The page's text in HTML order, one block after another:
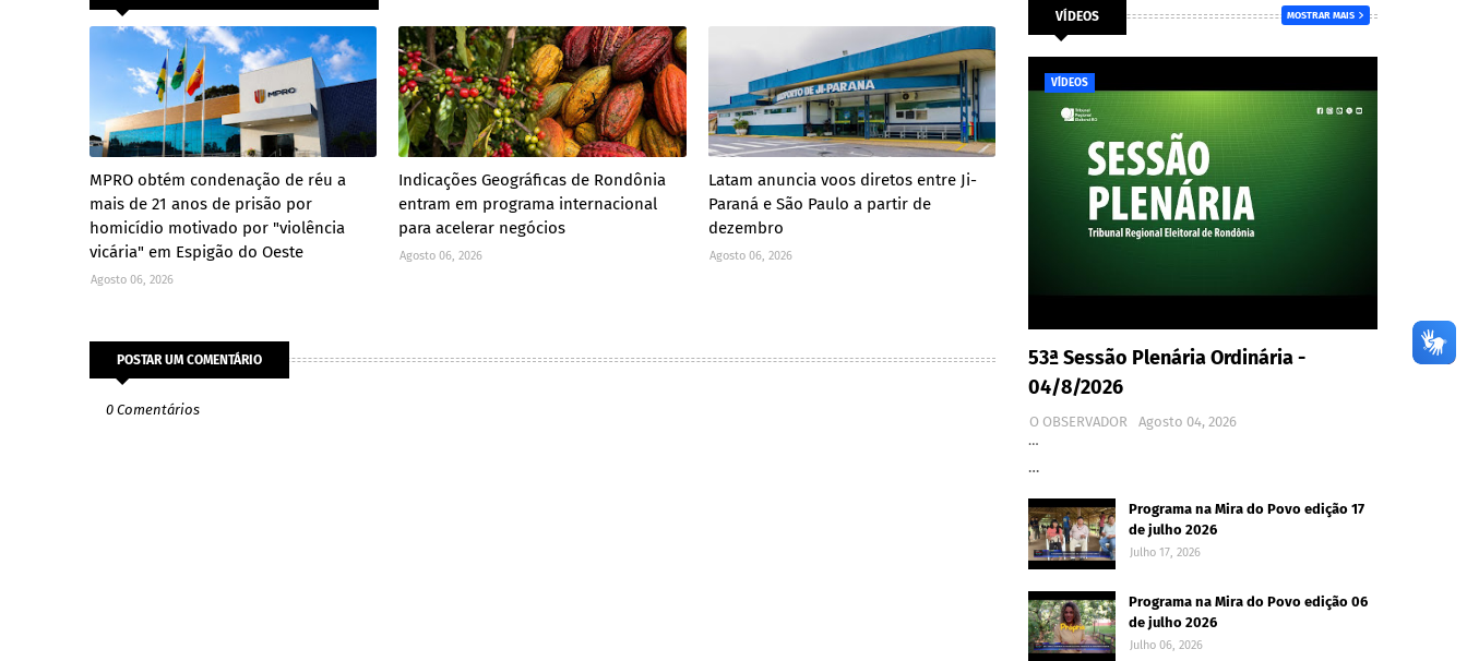
MPRO obtém condenação de réu a
mais de 21 anos de prisão por
homicídio motivado por "violência
vicária" em Espigão do Oeste
Agosto 06, 2026
Indicações Geográficas de Rondônia
entram em programa internacional
para acelerar negócios
Agosto 06, 2026
Latam anuncia voos diretos entre Ji-
Paraná e São Paulo a partir de
dezembro
Agosto 06, 2026
POSTAR UM COMENTÁRIO
0 Comentários
VÍDEOS MOSTRAR MAIS
VÍDEOS
53ª Sessão Plenária Ordinária -
04/8/2026
O OBSERVADOR
Agosto 04, 2026
…
…
Programa na Mira do Povo edição 17
de julho 2026
Julho 17, 2026
Programa na Mira do Povo edição 06
de julho 2026
Julho 06, 2026